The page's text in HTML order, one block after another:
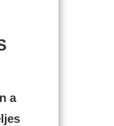
a